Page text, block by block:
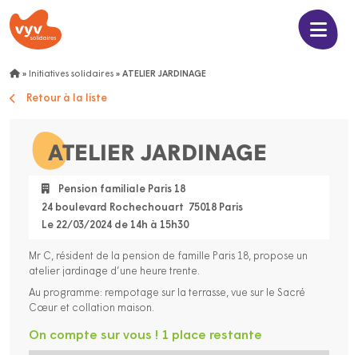
» Initiatives solidaires » ATELIER JARDINAGE
Retour à la liste
ATELIER JARDINAGE
Pension familiale Paris 18
24 boulevard Rochechouart 75018 Paris
Le 22/03/2024 de 14h à 15h30
Mr C, résident de la pension de famille Paris 18, propose un
atelier jardinage d’une heure trente.
Au programme: rempotage sur la terrasse, vue sur le Sacré
Cœur et collation maison.
On compte sur vous ! 1 place restante